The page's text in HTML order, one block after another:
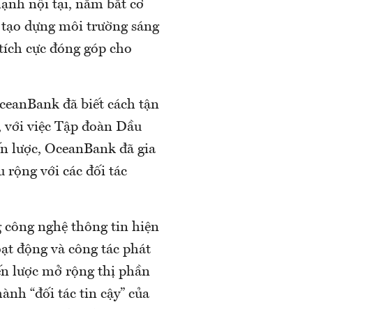
nội tại, nắm bắt cơ
dựng môi trường sáng
cực đóng góp cho
đã biết cách tận
việc Tập đoàn Dầu
lược, OceanBank đã gia
rộng với các đối tác
công nghệ thông tin hiện
động và công tác phát
lược mở rộng thị phần
“đối tác tin cậy” của